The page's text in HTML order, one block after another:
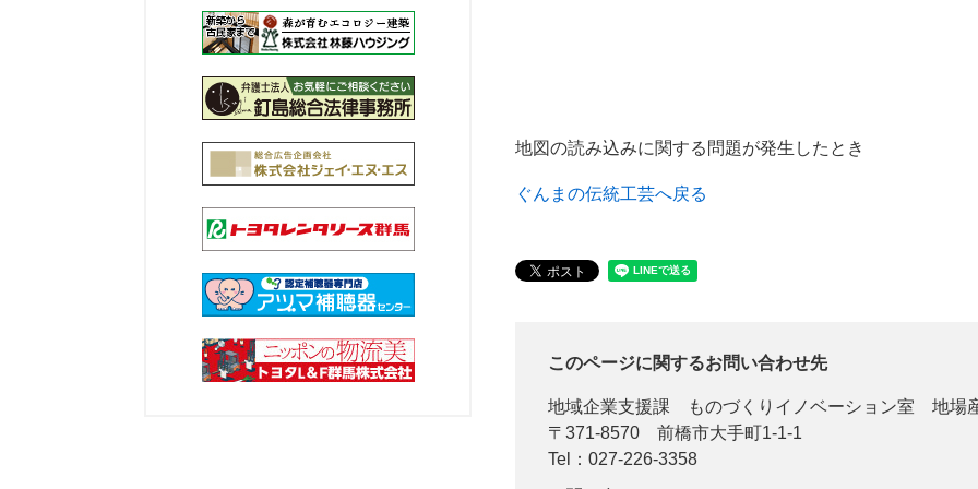
地図の読み込みに関する問題が発生したとき
ぐんまの伝統工芸へ戻る
このページに関するお問い合わせ先
地域企業支援課
ものづくりイノベーション室 地場
〒371-8570
前橋市大手町1-1-1
Tel：027-226-3358